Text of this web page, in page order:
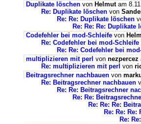
Duplikate löschen von Helmutam
Re: Duplikate löschen von
Re: Re: Duplikate löschen
Re: Re: Re: Duplikate
Codefehler bei mod-Schleife von
Re: Codefehler bei mod-Schleife
Re: Re: Codefehler bei
multiplizieren mit perl von nezpercez
Re: multiplizieren mit perl von
Beitragsrechner nachbauen von
Re: Beitragsrechner nachbauen
Re: Re: Beitragsrechner
Re: Re:
Re: Re: Re:
Re: Re:
Re: